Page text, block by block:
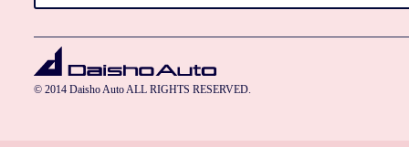
© 2014 Daisho Auto ALL RIGHTS RESERVED.